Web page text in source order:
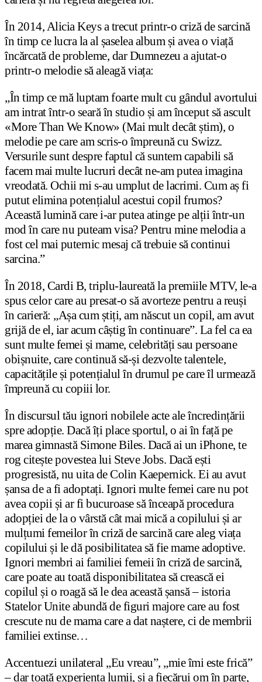
În 2014, Alicia Keys a trecut printr-o criză de sarcină
în timp ce lucra la al șaselea album și avea o viață
încărcată de probleme, dar Dumnezeu a ajutat-o
printr-o melodie să aleagă viața:
„În timp ce mă luptam foarte mult cu gândul avortului
am intrat într-o seară în studio și am început să ascult
«More Than We Know» (Mai mult decât știm), o
melodie pe care am scris-o împreună cu Swizz.
Versurile sunt despre faptul că suntem capabili să
facem mai multe lucruri decât ne-am putea imagina
vreodată. Ochii mi s-au umplut de lacrimi. Cum aș fi
putut elimina potențialul acestui copil frumos?
Această lumină care i-ar putea atinge pe alții într-un
mod în care nu puteam visa? Pentru mine melodia a
fost cel mai puternic mesaj că trebuie să continui
sarcina.”
În 2018, Cardi B, triplu-laureată la premiile MTV, le-a
spus celor care au presat-o să avorteze pentru a reuși
în carieră: „Așa cum știți, am născut un copil, am avut
grijă de el, iar acum câștig în continuare”. La fel ca ea
sunt multe femei și mame, celebrități sau persoane
obișnuite, care continuă să-și dezvolte talentele,
capacitățile și potențialul în drumul pe care îl urmează
împreună cu copiii lor.
În discursul tău ignori nobilele acte ale încredințării
spre adopție. Dacă îți place sportul, o ai în față pe
marea gimnastă Simone Biles. Dacă ai un iPhone, te
rog citește povestea lui Steve Jobs. Dacă ești
progresistă, nu uita de Colin Kaepernick. Ei au avut
șansa de a fi adoptați. Ignori multe femei care nu pot
avea copii și ar fi bucuroase să înceapă procedura
adopției de la o vârstă cât mai mică a copilului și ar
mulțumi femeilor în criză de sarcină care aleg viața
copilului și le dă posibilitatea să fie mame adoptive.
Ignori membri ai familiei femeii în criză de sarcină,
care poate au toată disponibilitatea să crească ei
copilul și o roagă să le dea această șansă – istoria
Statelor Unite abundă de figuri majore care au fost
crescute nu de mama care a dat naștere, ci de membrii
familiei extinse…
Accentuezi unilateral „Eu vreau”, „mie îmi este frică”
– dar toată experiența lumii, și a fiecărui om în parte,